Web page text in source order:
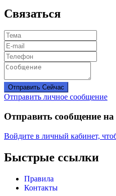
Связаться
Отправить Сейчас
Отправить личное сообщение
Отправить сообщение
Войдите в личный кабинет,
Быстрые ссылки
Правила
Контакты